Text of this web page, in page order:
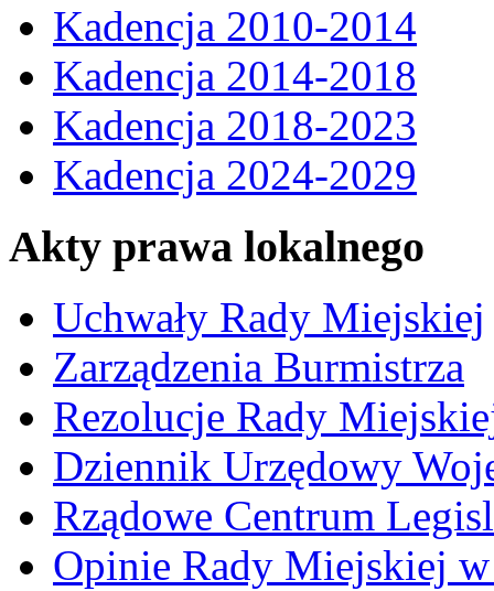
Kadencja 2010-2014
Kadencja 2014-2018
Kadencja 2018-2023
Kadencja 2024-2029
Akty prawa lokalnego
Uchwały Rady Miejskiej
Zarządzenia Burmistrza
Rezolucje Rady
Dziennik Urzędowy
Rządowe Centrum
Opinie Rady Miejskiej w